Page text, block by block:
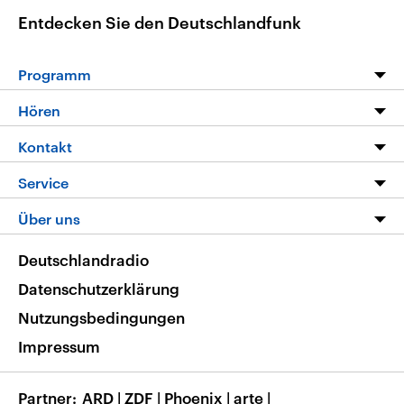
Entdecken Sie den Deutschlandfunk
Programm
Programm
Die Nachrichten
Nachrichtenleicht
Neue Beiträge auf dlf.de
Hören
Livestream
Podcasts
Deutschlandfunk App
Nachrichten App
Frequenzen
Kontakt
Hörerservice
Service
FAQ
Veranstaltungen
Musikliste
RSS
Über uns
Barrierefreiheit
Deutschlandradio
Datenschutzerklärung
Nutzungsbedingungen
Impressum
Partner ARD | ZDF | Phoenix | arte |